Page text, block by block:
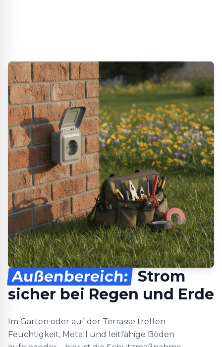
Außenbereich: Strom
sicher bei Regen und Erde
Im Garten oder auf der Terrasse treffen
Feuchtigkeit, Metall und leitfähige Böden